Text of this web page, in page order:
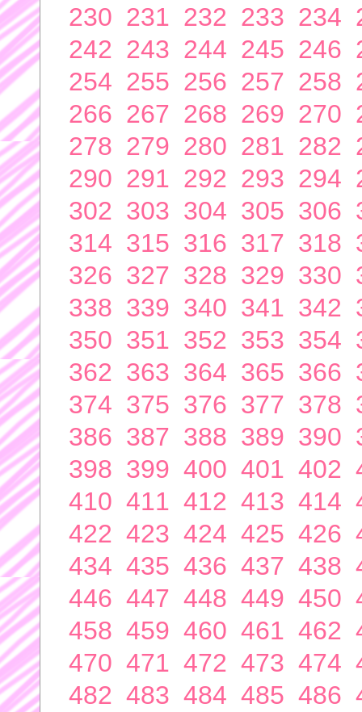
230 231 232 233 234
242 243 244 245 246
254 255 256 257 258
266 267 268 269 270
278 279 280 281 282
290 291 292 293 294
302 303 304 305 306
314 315 316 317 318
326 327 328 329 330
338 339 340 341 342
350 351 352 353 354
362 363 364 365 366
374 375 376 377 378
386 387 388 389 390
398 399 400 401 402
410 411 412 413 414
422 423 424 425 426
434 435 436 437 438
446 447 448 449 450
458 459 460 461 462
470 471 472 473 474
482 483 484 485 486